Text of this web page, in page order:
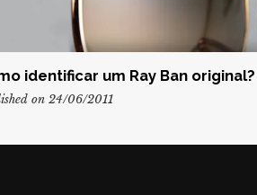
identificar um Ray Ban original?
on 24/06/2011